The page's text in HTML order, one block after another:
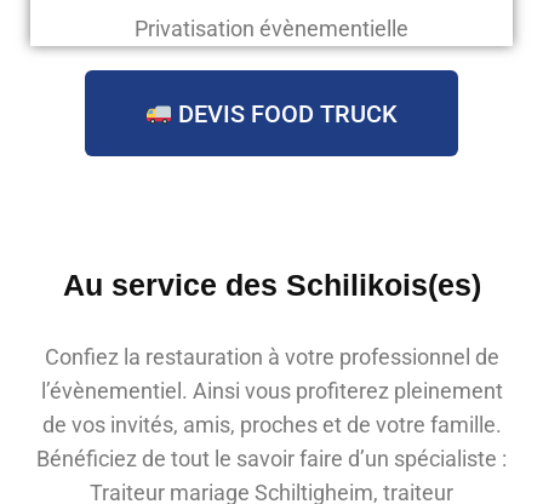
Privatisation évènementielle
DEVIS FOOD TRUCK
Au service des Schilikois(es)
Confiez la restauration à votre professionnel de
l’évènementiel. Ainsi vous profiterez pleinement
de vos invités, amis, proches et de votre famille.
Bénéficiez de tout le savoir faire d’un spécialiste :
Traiteur mariage Schiltigheim, traiteur